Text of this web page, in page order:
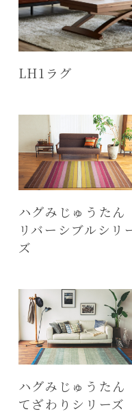
LH1ラグ
ハグみじゅうたん
リバーシブルシリ
ズ
ハグみじゅうたん
てざわりシリーズ